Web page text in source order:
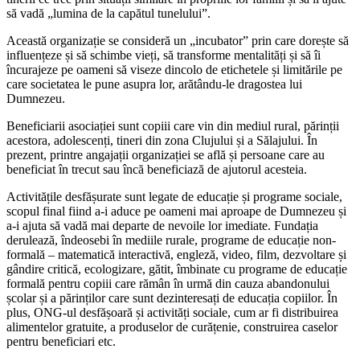
să vadă „lumina de la capătul tunelului”.
Această organizație se consideră un „incubator” prin care dorește să
influențeze și să schimbe vieți, să transforme mentalități și să îi
încurajeze pe oameni să viseze dincolo de etichetele și limitările pe
care societatea le pune asupra lor, arătându-le dragostea lui
Dumnezeu.
Beneficiarii asociației sunt copiii care vin din mediul rural, părinții
acestora, adolescenți, tineri din zona Clujului și a Sălajului. În
prezent, printre angajații organizației se află și persoane care au
beneficiat în trecut sau încă beneficiază de ajutorul acesteia.
Activitățile desfășurate sunt legate de educație și programe sociale,
scopul final fiind a-i aduce pe oameni mai aproape de Dumnezeu și
a-i ajuta să vadă mai departe de nevoile lor imediate. Fundația
derulează, îndeosebi în mediile rurale, programe de educație non-
formală – matematică interactivă, engleză, video, film, dezvoltare și
gândire critică, ecologizare, gătit, îmbinate cu programe de educație
formală pentru copiii care rămân în urmă din cauza abandonului
școlar și a părinților care sunt dezinteresați de educația copiilor. În
plus, ONG-ul desfășoară și activități sociale, cum ar fi distribuirea
alimentelor gratuite, a produselor de curățenie, construirea caselor
pentru beneficiari etc.